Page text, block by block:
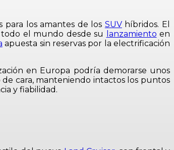
para los amantes de los SUVhíbridos. El
el mundo desde su
lanzamiento en
apuesta sin reservas por la electrificación
en Europa podría demorarse unos
cara, manteniendo intactos los puntos
y fiabilidad.